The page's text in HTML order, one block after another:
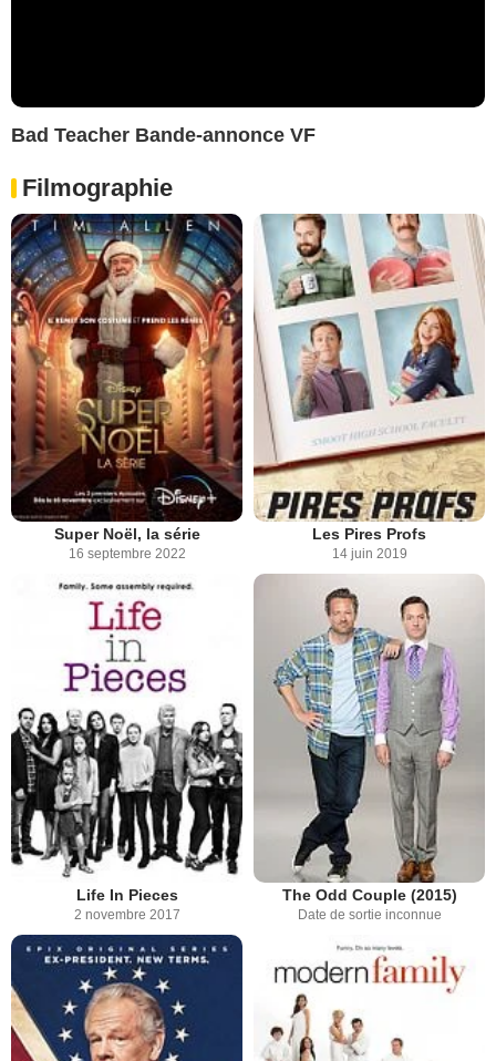
Bad Teacher Bande-annonce VF
Filmographie
Super Noël, la série
16 septembre 2022
Les Pires Profs
14 juin 2019
Life In Pieces
2 novembre 2017
The Odd Couple (2015)
Date de sortie inconnue